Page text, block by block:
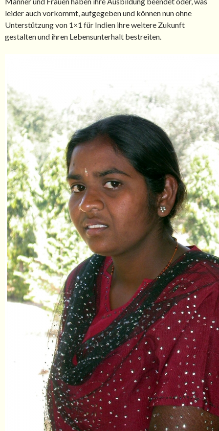
leider auch vorkommt, aufgegeben und können nun ohne
Unterstützung von 1×1 für Indien ihre weitere Zukunft
gestalten und ihren Lebensunterhalt bestreiten.